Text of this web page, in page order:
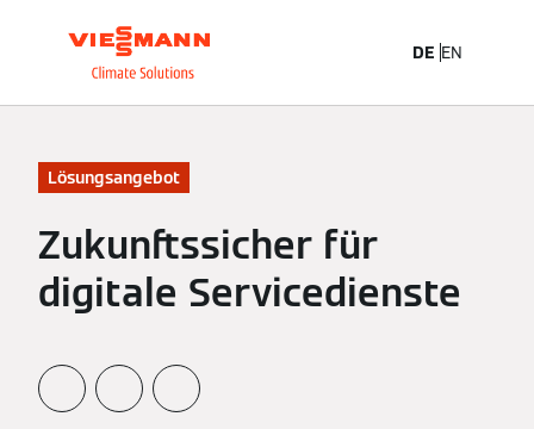
DE EN
Lösungsangebot
Zukunftssicher für
digitale Servicedienste